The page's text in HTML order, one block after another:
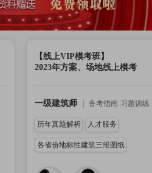
【线上VIP模考班】
2023年方案、场地线上模考
一级建筑师 ｜备考指南 习题训练
历年真题解析 人才服务
各省份地标性建筑三维图纸